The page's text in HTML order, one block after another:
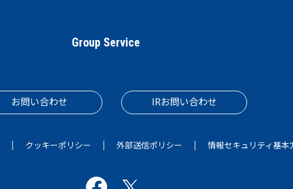
Group Service
お問い合わせ IRお問い合わせ
クッキーポリシー 外部送信ポリシー 情報セキュリティ基本